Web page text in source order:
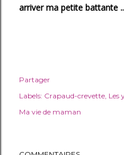
arriver ma petite battante
Partager
Labels: Crapaud-crevette Les
Ma vie de maman